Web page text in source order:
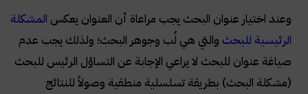
وعند اختيار عنوان البحث يجب مراعاة أن العنوان يعكس المشكلة
الرئيسية للبحث والتي هي لُب وجوهر البحث؛ ولذلك يجب عدم
صياغة عنوان للبحث لا يراعي الإجابة عن التساؤل الرئيس للبحث
(مشكلة البحث) بطريقة تسلسلية منطقية وصولاً للنتائج